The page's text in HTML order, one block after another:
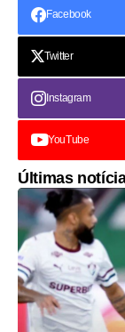
Facebook
Twitter
Instagram
YouTube
Últimas